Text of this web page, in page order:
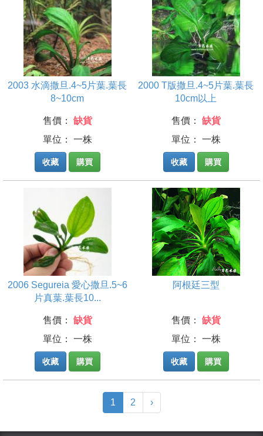
2003 水滴撒旦.4~5片葉.葉長
8~10cm
售價：
缺貨
單位： 一株
收藏 購買
2000 T版撒旦.4~5片葉.葉長
10cm以上
售價：
缺貨
單位： 一株
收藏 購買
2006 Segureia 愛心撒旦.5~6
片真葉.葉長10...
售價：
缺貨
單位： 一株
收藏 購買
阿根廷三型
售價：
缺貨
單位： 一株
收藏 購買
1 (current)
2 ›